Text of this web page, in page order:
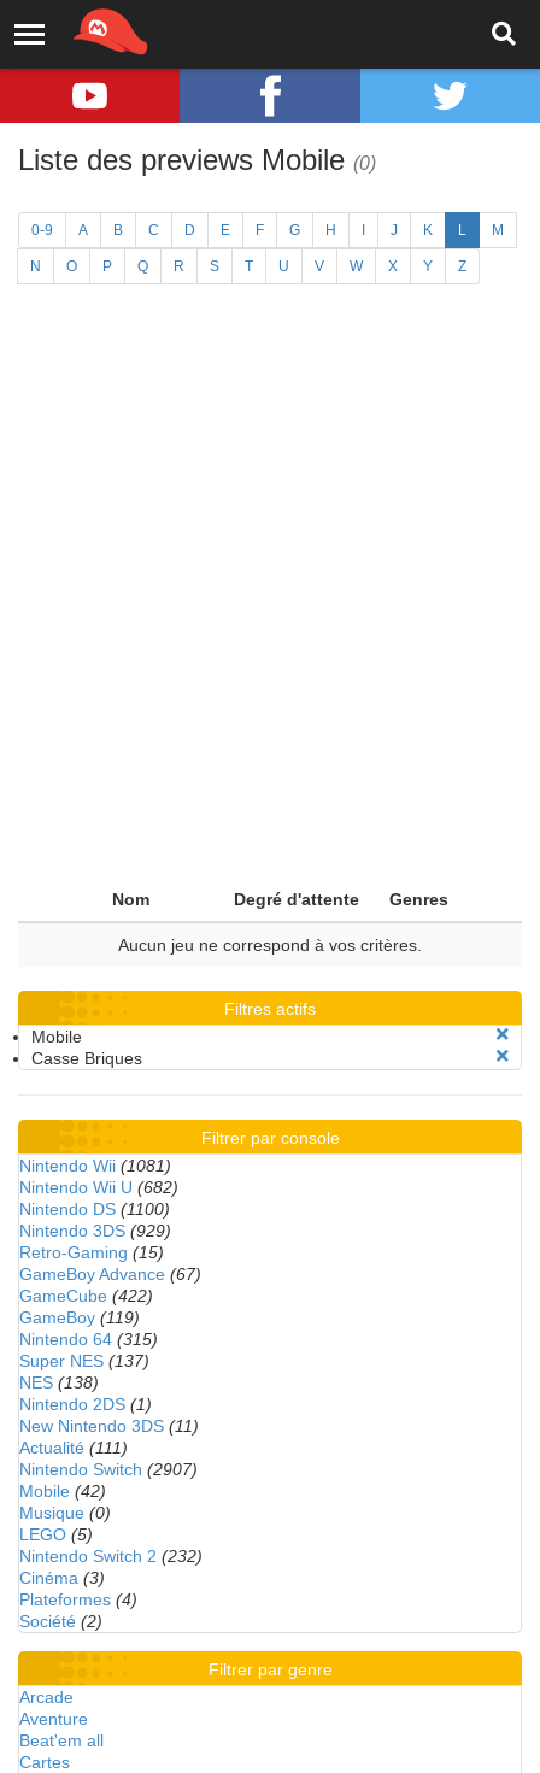
Liste des previews Mobile (0)
0-9 A B C D E F G H J K L M
N O P Q R S T U V W X Y Z
Nom Degré d'attente Genres
Aucun jeu ne correspond à vos critères.
Filtres actifs
Mobile
Casse Briques
Filtrer par console
Nintendo Wii (1081)
Nintendo Wii U (682)
Nintendo DS (1100)
Nintendo 3DS (929)
Retro-Gaming (15)
GameBoy Advance (67)
GameCube (422)
GameBoy (119)
Nintendo 64 (315)
Super NES (137)
NES (138)
Nintendo 2DS (1)
New Nintendo 3DS (11)
Actualité (111)
Nintendo Switch (2907)
Mobile (42)
Musique (0)
LEGO (5)
Nintendo Switch 2 (232)
Cinéma (3)
Plateformes (4)
Société (2)
Filtrer par genre
Arcade
Aventure
Beat'em all
Cartes